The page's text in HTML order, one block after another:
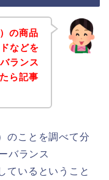
の商品
などを
ランス
ら記事
のことを調べて分
バランス
ているということ